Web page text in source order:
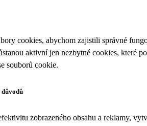
cookies, abychom zajistili správné
aktivní jen nezbytné cookies, které
souborů cookie.
zobrazeného obsahu a reklamy,